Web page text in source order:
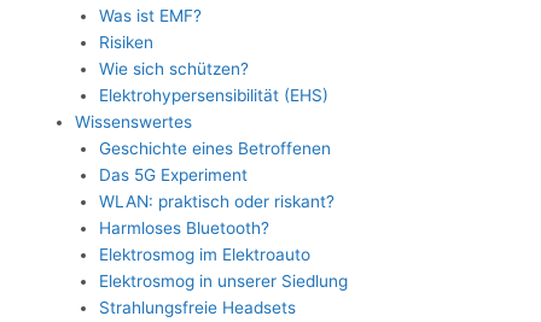
Was ist EMF?
Risiken
Wie sich schützen?
Elektrohypersensibilität (EHS)
Wissenswertes
Geschichte eines Betroffenen
Das 5G Experiment
WLAN: praktisch oder riskant?
Harmloses Bluetooth?
Elektrosmog im Elektroauto
Elektrosmog in unserer Siedlung
Strahlungsfreie Headsets